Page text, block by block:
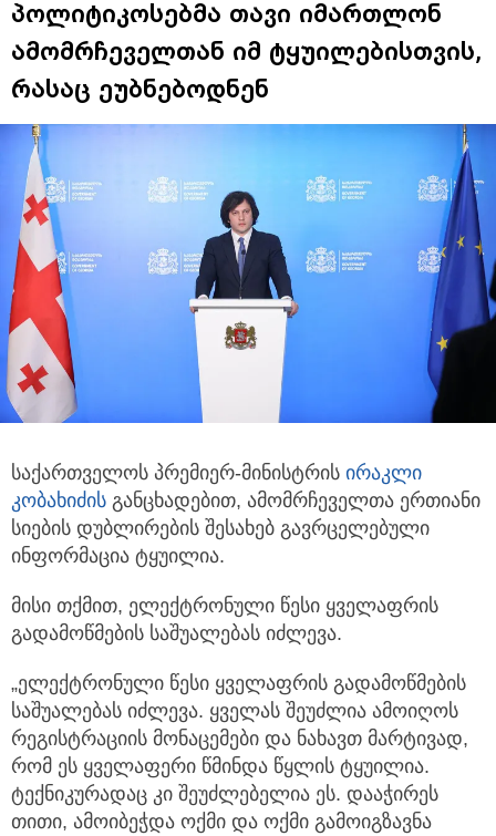
პოლიტიკოსებმა თავი იმართლონ
ამომრჩეველთან იმ ტყუილებისთვის,
რასაც ეუბნებოდნენ
საქართველოს პრემიერ-მინისტრის ირაკლი
კობახიძის განცხადებით, ამომრჩეველთა ერთიანი
სიების დუბლირების შესახებ გავრცელებული
ინფორმაცია ტყუილია.
მისი თქმით, ელექტრონული წესი ყველაფრის
გადამოწმების საშუალებას იძლევა.
„ელექტრონული წესი ყველაფრის გადამოწმების
საშუალებას იძლევა. ყველას შეუძლია ამოიღოს
რეგისტრაციის მონაცემები და ნახავთ მარტივად,
რომ ეს ყველაფერი წმინდა წყლის ტყუილია.
ტექნიკურადაც კი შეუძლებელია ეს. დააჭირეს
თითი, ამოიბეჭდა ოქმი და ოქმი გამოიგზავნა